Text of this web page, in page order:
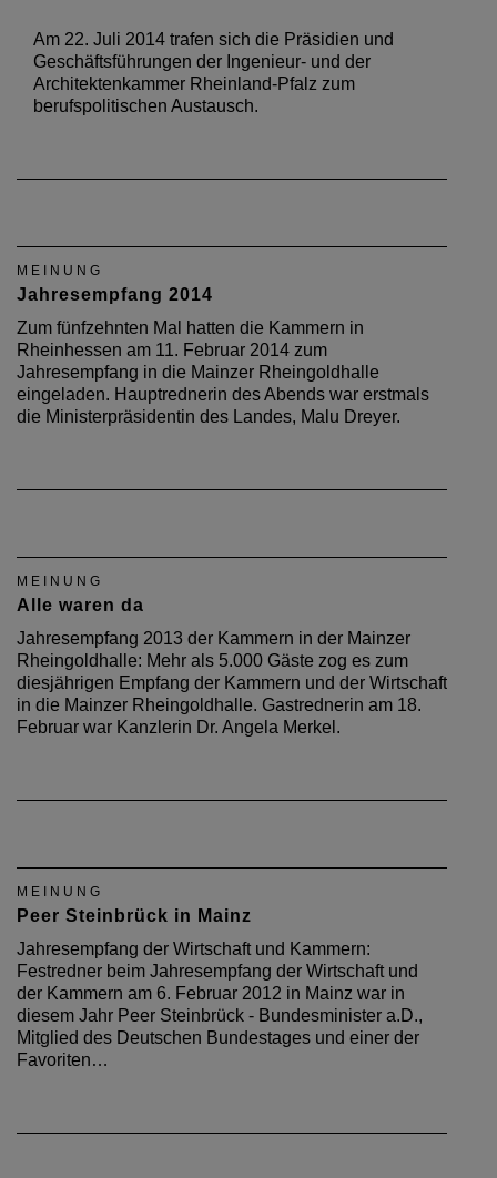
Am 22. Juli 2014 trafen sich die Präsidien und
Geschäftsführungen der Ingenieur- und der
Architektenkammer Rheinland-Pfalz zum
berufspolitischen Austausch.
MEINUNG
Jahresempfang 2014
Zum fünfzehnten Mal hatten die Kammern in
Rheinhessen am 11. Februar 2014 zum
Jahresempfang in die Mainzer Rheingoldhalle
eingeladen. Hauptrednerin des Abends war erstmals
die Ministerpräsidentin des Landes, Malu Dreyer.
MEINUNG
Alle waren da
Jahresempfang 2013 der Kammern in der Mainzer
Rheingoldhalle: Mehr als 5.000 Gäste zog es zum
diesjährigen Empfang der Kammern und der Wirtschaft
in die Mainzer Rheingoldhalle. Gastrednerin am 18.
Februar war Kanzlerin Dr. Angela Merkel.
MEINUNG
Peer Steinbrück in Mainz
Jahresempfang der Wirtschaft und Kammern:
Festredner beim Jahresempfang der Wirtschaft und
der Kammern am 6. Februar 2012 in Mainz war in
diesem Jahr Peer Steinbrück - Bundesminister a.D.,
Mitglied des Deutschen Bundestages und einer der
Favoriten…